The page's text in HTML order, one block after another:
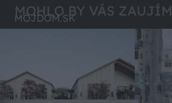
MOHLO BY VÁS
MÔJDOM.SK